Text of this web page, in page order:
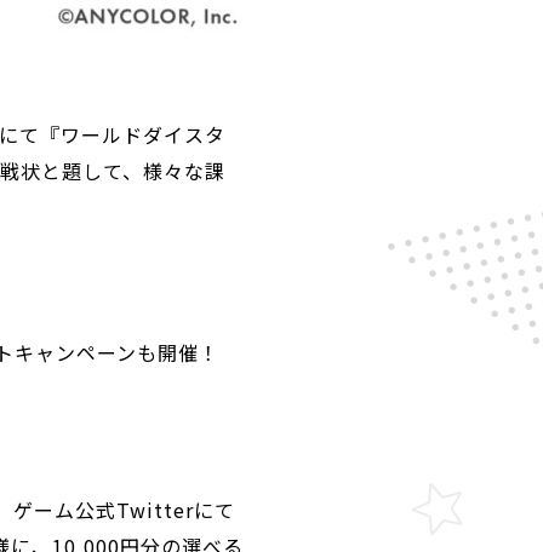
て『ワールドダイスタ
状と題して、様々な課
ャンペーンも開催！
ゲーム公式Twitterにて